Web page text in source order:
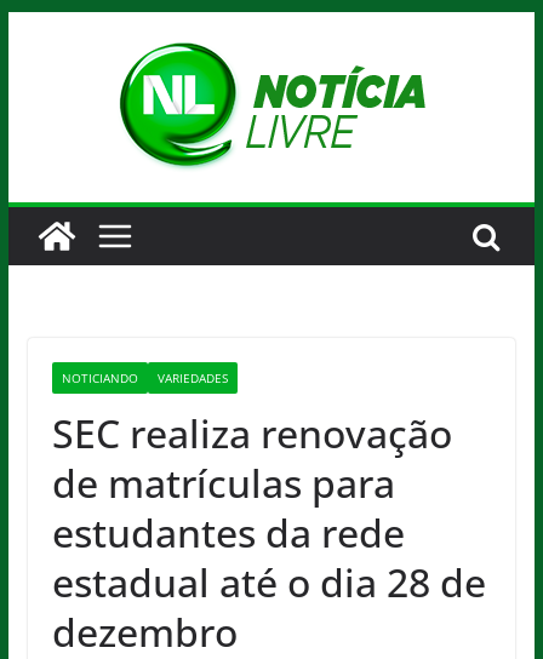
NOTICIANDO VARIEDADES
SEC realiza renovação
de matrículas para
estudantes da rede
estadual até o dia 28 de
dezembro